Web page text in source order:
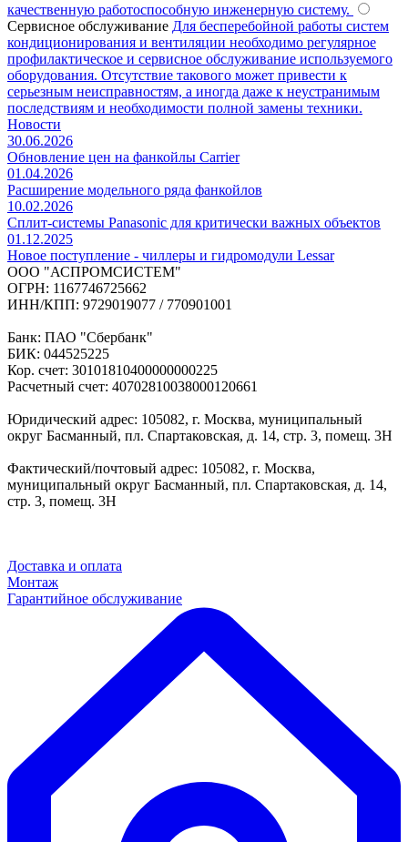
качественную работоспособную инженерную систему.
Сервисное обслуживание Для бесперебойной работы систем
кондиционирования и вентиляции необходимо регулярное
профилактическое и сервисное обслуживание используемого
оборудования. Отсутствие такового может привести к
серьезным неисправностям, а иногда даже к неустранимым
последствиям и необходимости полной замены техники.
Новости
30.06.2026
Обновление цен на фанкойлы Carrier
01.04.2026
Расширение модельного ряда фанкойлов
10.02.2026
Сплит-системы Panasonic для критически важных объектов
01.12.2025
Новое поступление - чиллеры и гидромодули Lessar
ООО "АСПРОМСИСТЕМ"
ОГРН: 1167746725662
ИНН/КПП: 9729019077 / 770901001
Банк: ПАО "Сбербанк"
БИК: 044525225
Кор. счет: 30101810400000000225
Расчетный счет: 40702810038000120661
Юридический адрес: 105082, г. Москва, муниципальный
округ Басманный, пл. Спартаковская, д. 14, стр. 3, помещ. 3Н
Фактический/почтовый адрес: 105082, г. Москва,
муниципальный округ Басманный, пл. Спартаковская, д. 14,
стр. 3, помещ. 3Н
Доставка и оплата
Монтаж
Гарантийное обслуживание